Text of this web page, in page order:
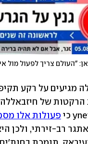
"העולם צריך לפעול מול
פעולות אלו